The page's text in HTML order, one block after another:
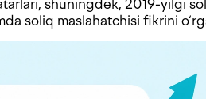
shuningdek, 2019-yilgi
soliq maslahatchisi fikrini